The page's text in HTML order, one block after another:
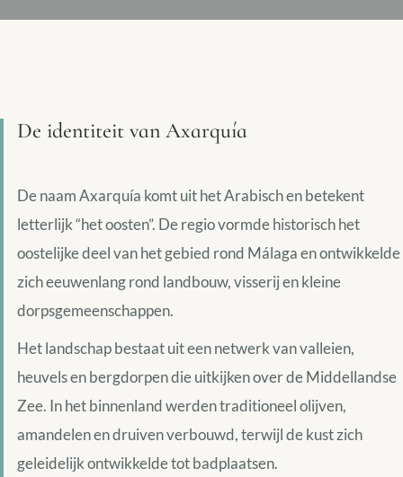
De identiteit van Axarquía
De naam Axarquía komt uit het Arabisch en betekent
letterlijk “het oosten”. De regio vormde historisch het
oostelijke deel van het gebied rond Málaga en ontwikkelde
zich eeuwenlang rond landbouw, visserij en kleine
dorpsgemeenschappen.
Het landschap bestaat uit een netwerk van valleien,
heuvels en bergdorpen die uitkijken over de Middellandse
Zee. In het binnenland werden traditioneel olijven,
amandelen en druiven verbouwd, terwijl de kust zich
geleidelijk ontwikkelde tot badplaatsen.